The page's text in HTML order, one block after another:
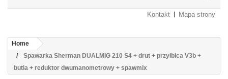
Kontakt Mapa strony
Home
Spawarka Sherman DUALMIG 210 S4 + drut + przyłbica V3b +
butla + reduktor dwumanometrowy + spawmix